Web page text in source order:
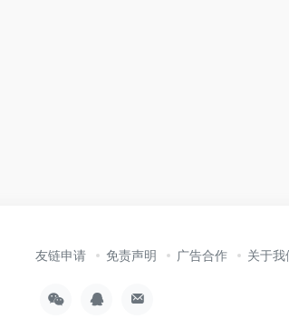
友链申请 免责声明 广告合作 关于我